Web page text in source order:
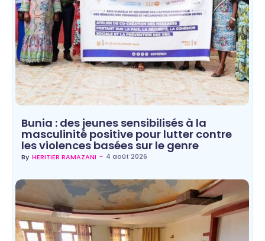
Bunia : des jeunes sensibilisés à la
masculinité positive pour lutter contre
les violences basées sur le genre
By HERITIER RAMAZANI ~ 4 août 2026